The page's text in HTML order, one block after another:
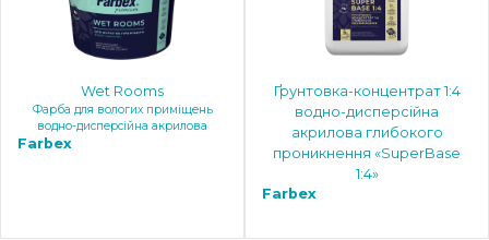
Wet Rooms
Фарба для вологих приміщень
водно-дисперсійна акрилова
Farbex
Ґрунтовка-концентрат 1:4
водно-дисперсійна
акрилова глибокого
проникнення «SuperBase
1:4»
Farbex